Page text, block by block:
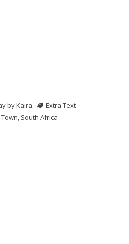
byKaira.
Extra Text
Town, South Africa